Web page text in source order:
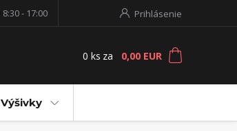
Prihlásenie
8:30 - 17:00
0 ks za 0,00 EUR
Výšivky